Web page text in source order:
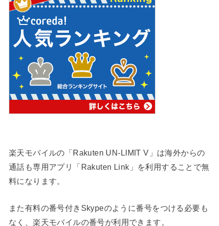
楽天モバイルの「Rakuten UN-LIMIT V」は海外からの
通話も専用アプリ「Rakuten Link」を利用することで無
料になります。
また有料の番号付きSkypeのように番号をつける必要も
なく、楽天モバイルの番号が利用できます。